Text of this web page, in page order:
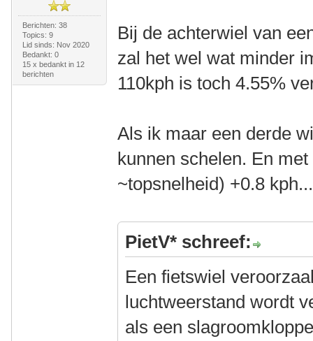
Berichten: 38
Topics: 9
Lid sinds: Nov 2020
Bedankt: 0
15 x bedankt in 12
berichten
Bij de achterwiel van
zal het wel wat minder
110kph is toch 4.55%
Als ik maar een derde
kunnen schelen. En
~topsnelheid) +0.8
PietV* schreef:
Een fietswiel
luchtweerstand wordt
als een